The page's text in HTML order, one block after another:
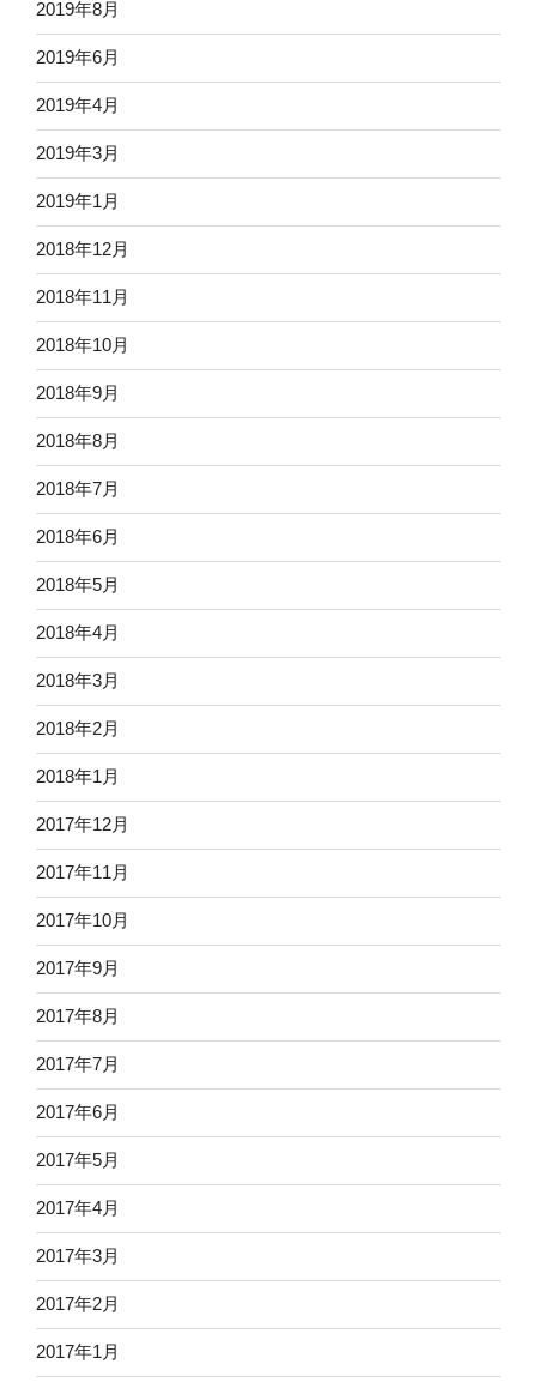
2019年8月
2019年6月
2019年4月
2019年3月
2019年1月
2018年12月
2018年11月
2018年10月
2018年9月
2018年8月
2018年7月
2018年6月
2018年5月
2018年4月
2018年3月
2018年2月
2018年1月
2017年12月
2017年11月
2017年10月
2017年9月
2017年8月
2017年7月
2017年6月
2017年5月
2017年4月
2017年3月
2017年2月
2017年1月